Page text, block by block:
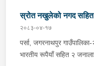
जयबागेश्वरी डेरा गरी बस्ने
काठमाडौं महानगरपालिका-७
भएकी २० वर्षीया मुना श्रेष्ठ,
बस्ने कञ्चनपुर घर भएका २१
स्रोत नखुलेको नगद सहित
२०८३-०४-१७
पर्सा, जगरनाथपुर
भारतीय रूपैयाँ सहित २